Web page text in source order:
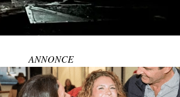
ANNONCE